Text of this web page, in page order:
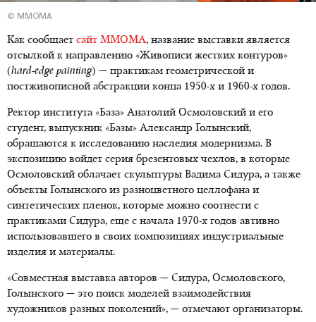
© ММОМА
Как сообщает сайт ММОМА, название выставки является
отсылкой к направлению «Живописи жестких контуров»
(hard-edge painting) — практикам геометрической и
постживописной абстракции конца 1950-х и 1960-х годов.
Ректор института «База» Анатолий Осмоловский и его
студент, выпускник «Базы» Александр Голынский,
обращаются к исследованию наследия модернизма. В
экспозицию войдет серия брезентовых чехлов, в которые
Осмоловский облачает скульптуры Вадима Сидура, а также
объекты Голынского из разноцветного целлофана и
синтетических пленок, которые можно соотнести с
практиками Сидура, еще с начала 1970-х годов автивно
использовавшего в своих композициях индустриальные
изделия и материалы.
«Совместная выставка авторов — Сидура, Осмоловского,
Голынского — это поиск моделей взаимодействия
художников разных поколений», — отмечают организаторы.